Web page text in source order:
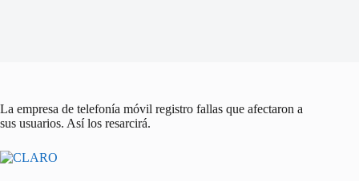
La empresa de telefonía móvil registro fallas que afectaron a
sus usuarios. Así los resarcirá.